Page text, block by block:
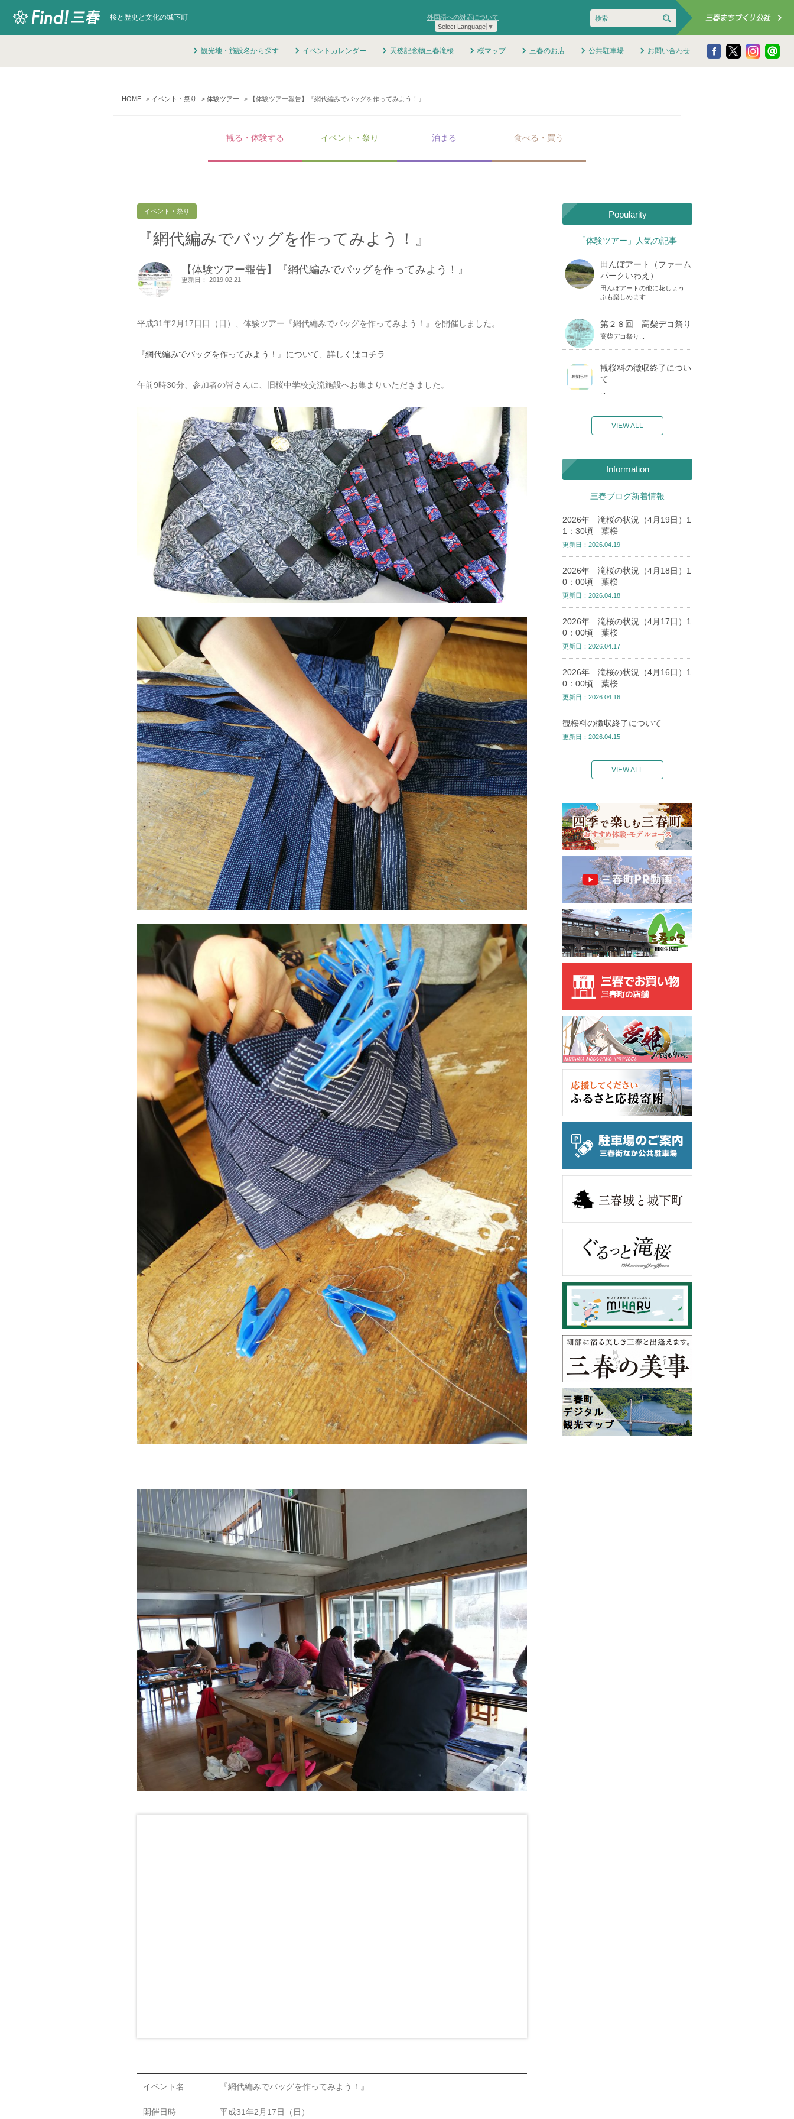
桜と歴史と文化の城下町
外国語への対応について
Select Language ▼
観光地・施設名から探す イベントカレンダー 天然記念物三春滝桜 桜マップ 三春のお店 公共駐車場 お問い合わせ
HOME イベント・祭り 体験ツアー 【体験ツアー報告】『網代編みでバッグを作ってみよう！』
観る・体験する イベント・祭り 泊まる 食べる・買う
イベント・祭り
『網代編みでバッグを作ってみよう！』
【体験ツアー報告】『網代編みでバッグを作ってみよう！』
更新日： 2019.02.21
平成31年2月17日日（日）、体験ツアー『網代編みでバッグを作ってみよう！』を開催しました。
『網代編みでバッグを作ってみよう！』について、詳しくはコチラ
午前9時30分、参加者の皆さんに、旧桜中学校交流施設へお集まりいただきました。
イベント名 『網代編みでバッグを作ってみよう！』
開催日時 平成31年2月17日（日）
Popularity
「体験ツアー」人気の記事
田んぼアート（ファーム
パークいわえ）
田んぼアートの他に花しょう
ぶも楽しめます...
第２８回 高柴デコ祭り
高柴デコ祭り...
観桜料の徴収終了につい
て
VIEW ALL
Information
三春ブログ新着情報
2026年 滝桜の状況（4月19日）1
1：30頃 葉桜
更新日：2026.04.19
2026年 滝桜の状況（4月18日）1
0：00頃 葉桜
更新日：2026.04.18
2026年 滝桜の状況（4月17日）1
0：00頃 葉桜
更新日：2026.04.17
2026年 滝桜の状況（4月16日）1
0：00頃 葉桜
更新日：2026.04.16
観桜料の徴収終了について
更新日：2026.04.15
VIEW ALL